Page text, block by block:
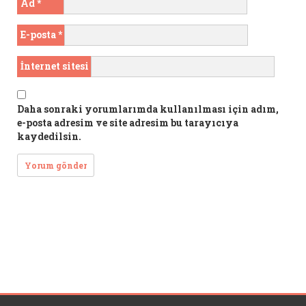
Ad*
E-posta*
İnternet sitesi
Daha sonraki yorumlarımda kullanılması için adım,
e-posta adresim ve site adresim bu tarayıcıya
kaydedilsin.